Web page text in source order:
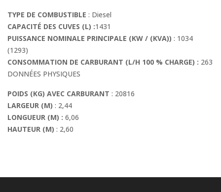
TYPE DE COMBUSTIBLE : Diesel
CAPACITÉ DES CUVES (L) :1431
PUISSANCE NOMINALE PRINCIPALE (KW / (KVA)) : 1034
(1293)
CONSOMMATION DE CARBURANT (L/H 100 % CHARGE) : 263
DONNÉES PHYSIQUES
POIDS (KG) AVEC CARBURANT : 20816
LARGEUR (M) : 2,44
LONGUEUR (M) : 6,06
HAUTEUR (M) : 2,60